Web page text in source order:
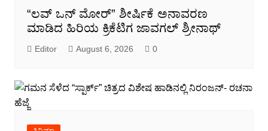
“ಲವ್ ಒನ್ ಮೋರ್” ಶೀರ್ಷಿಕೆ ಅನಾವರಣ
ಮಾಡಿದ ಹಿರಿಯ ಕ್ರಿಕೆಟಿಗ ಜಾವಗಲ್ ಶ್ರೀನಾಥ್
Editor August 6, 2026 0